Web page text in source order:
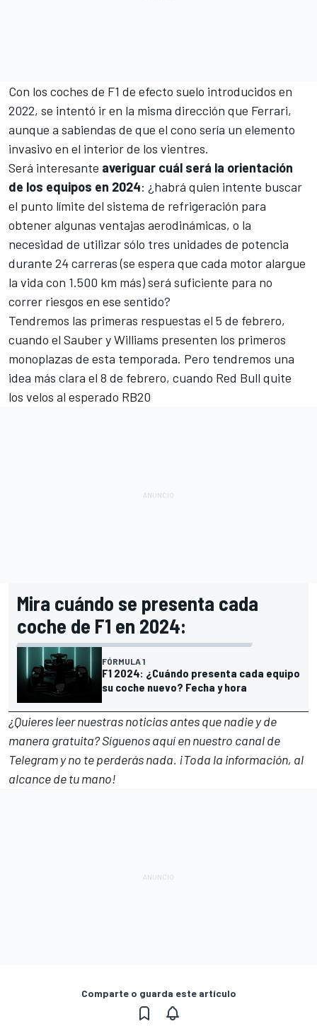
Con los coches de F1 de efecto suelo introducidos en
2022, se intentó ir en la misma dirección que Ferrari,
aunque a sabiendas de que el cono sería un elemento
invasivo en el interior de los vientres.
Será interesante averiguar cuál será la orientación
de los equipos en 2024: ¿habrá quien intente buscar
el punto límite del sistema de refrigeración para
obtener algunas ventajas aerodinámicas, o la
necesidad de utilizar sólo tres unidades de potencia
durante 24 carreras (se espera que cada motor alargue
la vida con 1.500 km más) será suficiente para no
correr riesgos en ese sentido?
Tendremos las primeras respuestas el 5 de febrero,
cuando el SauberyWilliams presenten los primeros
monoplazas de esta temporada. Pero tendremos una
idea más clara el 8 de febrero, cuando Red Bull quite
los velos al esperado RB20
Mira cuándo se presenta cada
coche de F1 en 2024:
FÓRMULA 1
F1 2024: ¿Cuándo presenta cada equipo
su coche nuevo? Fecha y hora
¿Quieres leer nuestras noticias antes que nadie y de
manera gratuita? Síguenosaquí en nuestro canal de
Telegramy no te perderás nada. ¡Toda la información, al
alcance de tu mano!
Comparte o guarda este artículo